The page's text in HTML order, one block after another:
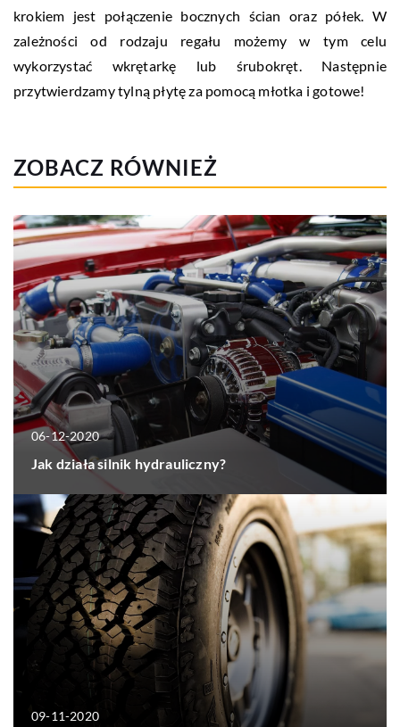
krokiem jest połączenie bocznych ścian oraz półek. W
zależności od rodzaju regału możemy w tym celu
wykorzystać wkrętarkę lub śrubokręt. Następnie
przytwierdzamy tylną płytę za pomocą młotka i gotowe!
ZOBACZ RÓWNIEŻ
06-12-2020
Jak działa silnik hydrauliczny?
09-11-2020